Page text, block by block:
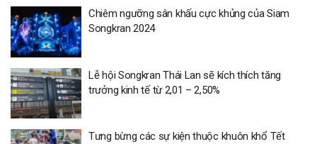
Chiêm ngưỡng sân khấu cực khủng của Siam
Songkran 2024
Lễ hội Songkran Thái Lan sẽ kích thích tăng
trưởng kinh tế từ 2,01 – 2,50%
Tưng bừng các sự kiện thuộc khuôn khổ Tết